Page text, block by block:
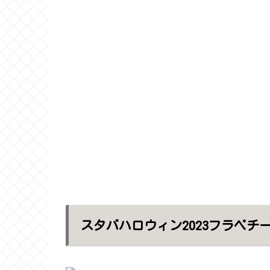
スタバハロウィン2023フラペチ